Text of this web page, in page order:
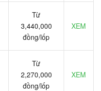
Từ
3,440,000
đồng/lốp
XEM
Từ
2,270,000
đồng/lốp
XEM